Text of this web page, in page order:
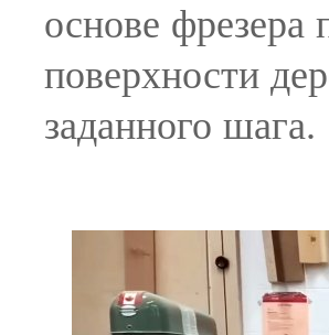
основе фрезера
поверхности
заданного шага.